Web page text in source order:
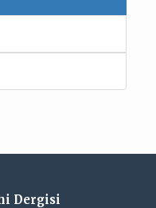
Dergisi